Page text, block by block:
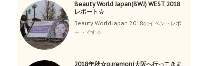
Beauty World Japan(BWJ) WEST 2018
レポート☆
Beauty World Japan 2018のイベントレポ
ートです☆
2018年秋☆puremoni大阪へ行ってきま